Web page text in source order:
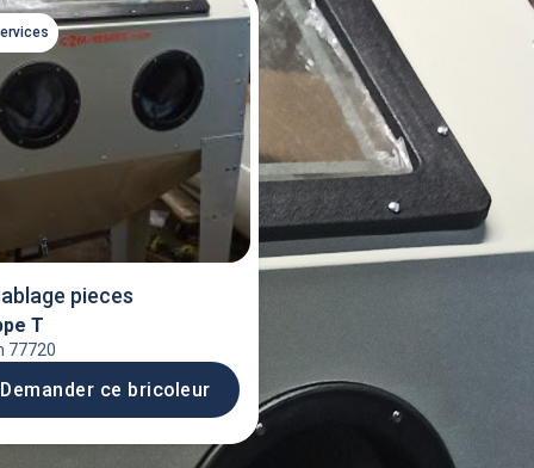
pieces
T
77720
Demander ce bricoleur